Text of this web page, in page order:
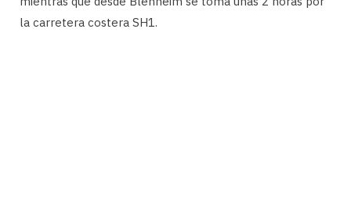
la carretera costera SH1.